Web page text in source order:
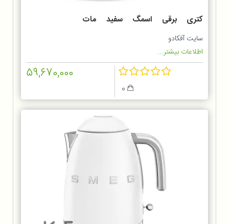
کتری برقی اسمگ سفید مات
KLF03WHMEU
سایت آفکادو
اطلاعات بیشتر...
59,670,000